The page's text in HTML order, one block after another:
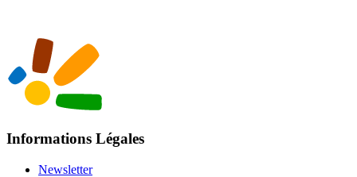
Informations Légales
Newsletter